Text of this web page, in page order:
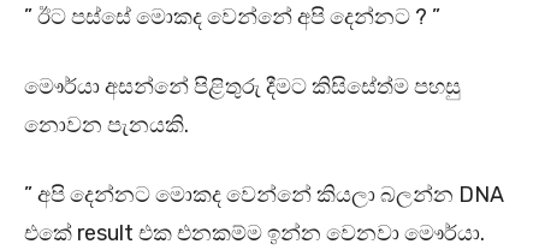
” ඊට පස්සේ මොකද වෙන්නේ අපි දෙන්නට ? ”
මෞර්යා අසන්නේ පිළිතුරු දීමට කිසිසේත්ම පහසු
නොවන පැනයකි.
” අපි දෙන්නට මොකද වෙන්නේ කියලා බලන්න DNA
එකේ result එක එනකම්ම ඉන්න වෙනවා මෞර්යා.